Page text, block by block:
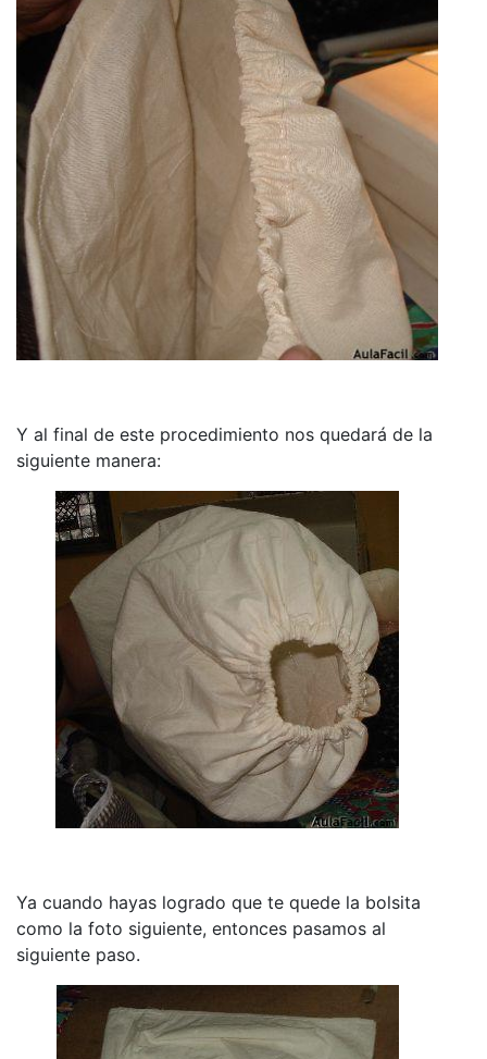
Y al final de este procedimiento nos quedará de la
siguiente manera:
Ya cuando hayas logrado que te quede la bolsita
como la foto siguiente, entonces pasamos al
siguiente paso.